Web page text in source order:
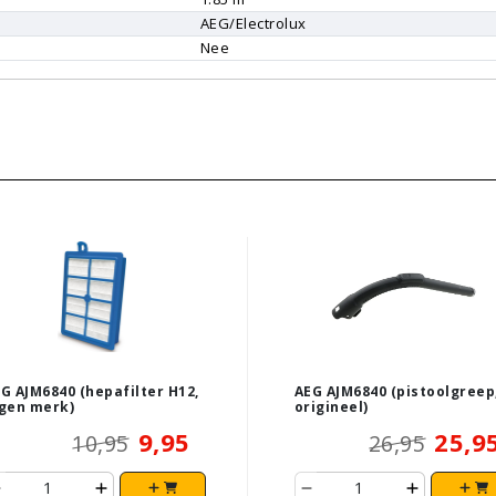
AEG/Electrolux
Nee
AJM6840 (hepafilter H12,
merk)
10,95 9,95
AEG AJM6840
origineel)
26,95